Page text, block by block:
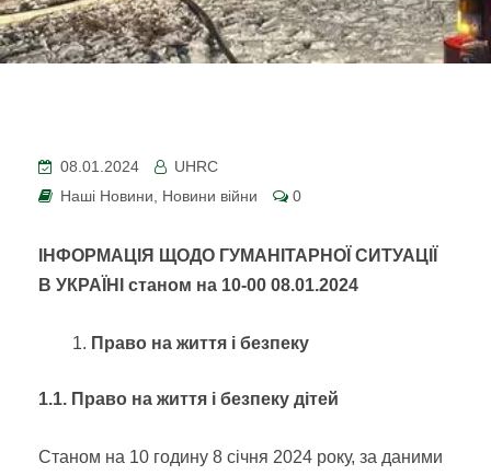
08.01.2024
UHRC
Наші Новини, Новини війни 0
ІНФОРМАЦІЯ ЩОДО ГУМАНІТАРНОЇ СИТУАЦІЇ
В УКРАЇНІ станом на 10-00 08.01.2024
Право на життя і безпеку
1.1. Право на життя і безпеку дітей
Станом на 10 годину 8 січня 2024 року, за даними